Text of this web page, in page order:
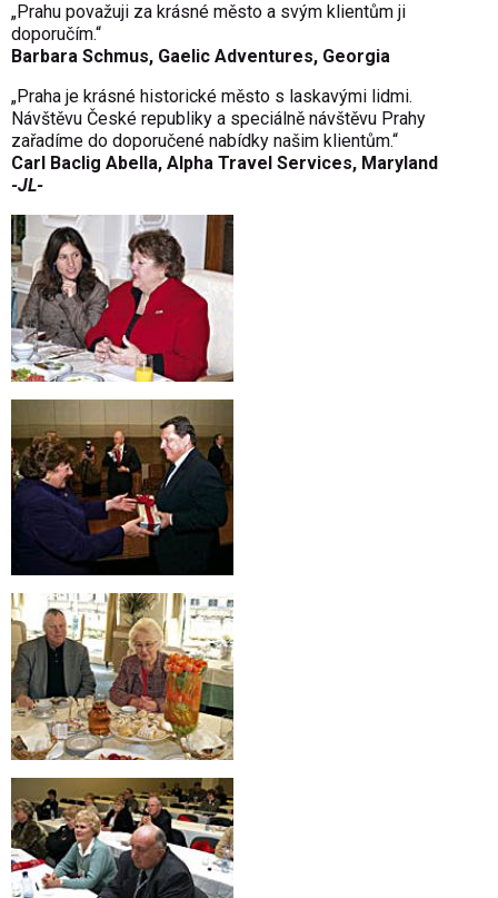
„Prahu považuji za krásné město a svým klientům ji
doporučím.“
Barbara Schmus, Gaelic Adventures, Georgia
„Praha je krásné historické město s laskavými lidmi.
Návštěvu České republiky a speciálně návštěvu Prahy
zařadíme do doporučené nabídky našim klientům.“
Carl Baclig Abella, Alpha Travel Services, Maryland
-JL-